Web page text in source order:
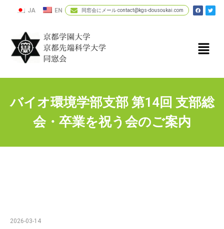
JA EN 同窓会にメール contact@kgs-dousoukai.com
バイオ環境学部支部 第14回 支部総
会・卒業を祝う会のご案内
2026-03-14